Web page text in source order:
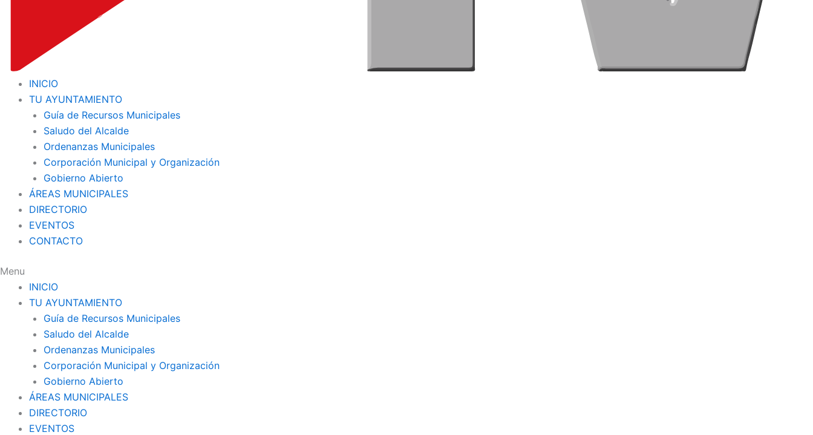
INICIO
TU AYUNTAMIENTO
Guía de Recursos Municipales
Saludo del Alcalde
Ordenanzas Municipales
Corporación Municipal y Organización
Gobierno Abierto
ÁREAS MUNICIPALES
DIRECTORIO
EVENTOS
CONTACTO
Menu
INICIO
TU AYUNTAMIENTO
Guía de Recursos Municipales
Saludo del Alcalde
Ordenanzas Municipales
Corporación Municipal y Organización
Gobierno Abierto
ÁREAS MUNICIPALES
DIRECTORIO
EVENTOS